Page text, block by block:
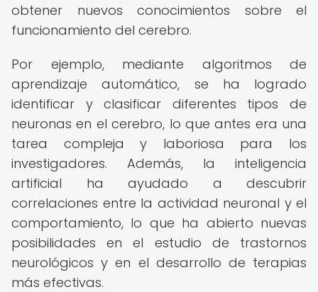
obtener nuevos conocimientos sobre el
funcionamiento del cerebro.
Por ejemplo, mediante algoritmos de
aprendizaje automático, se ha logrado
identificar y clasificar diferentes tipos de
neuronas en el cerebro, lo que antes era una
tarea compleja y laboriosa para los
investigadores. Además, la inteligencia
artificial ha ayudado a descubrir
correlaciones entre la actividad neuronal y el
comportamiento, lo que ha abierto nuevas
posibilidades en el estudio de trastornos
neurológicos y en el desarrollo de terapias
más efectivas.